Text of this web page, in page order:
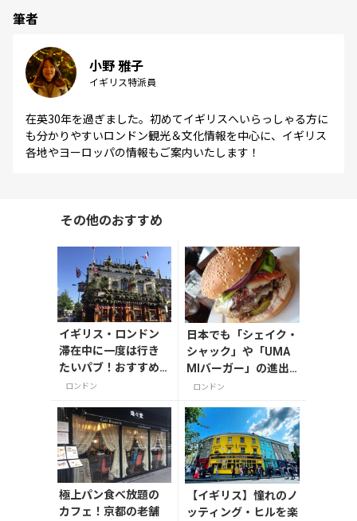
筆者
小野 雅子
イギリス特派員
在英30年を過ぎました。初めてイギリスへいらっしゃる方に
も分かりやすいロンドン観光＆文化情報を中心に、イギリス
各地やヨーロッパの情報もご案内いたします！
その他のおすすめ
イギリス・ロンドン
滞在中に一度は行き
たいパブ！おすすめ
はこんな店（厳選5
ロンドン
日本でも「シェイク・
シャック」や「UMA
MIバーガー」の進出
で、従来のハンバーガ
刷新するグルメ・バー
ガーが人気ですね！
ロンドン
極上パン食べ放題の
カフェ！京都の老舗
【イギリス】憧れのノ
ッティング・ヒルを楽